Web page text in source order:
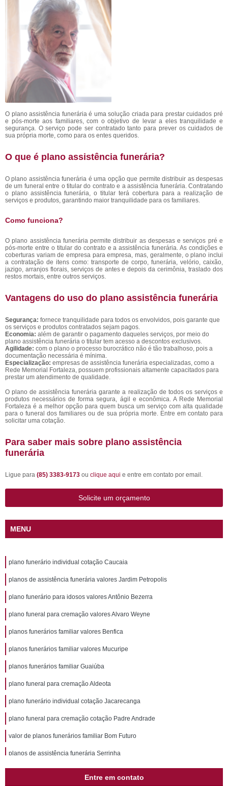
O plano assistência funerária é uma solução criada para prestar cuidados pré
e pós-morte aos familiares, com o objetivo de levar a eles tranquilidade e
segurança. O serviço pode ser contratado tanto para prever os cuidados de
sua própria morte, como para os entes queridos.
O que é plano assistência funerária?
O plano assistência funerária é uma opção que permite distribuir as despesas
de um funeral entre o titular do contrato e a assistência funerária. Contratando
o plano assistência funerária, o titular terá cobertura para a realização de
serviços e produtos, garantindo maior tranquilidade para os familiares.
Como funciona?
O plano assistência funerária permite distribuir as despesas e serviços pré e
pós-morte entre o titular do contrato e a assistência funerária. As condições e
coberturas variam de empresa para empresa, mas, geralmente, o plano inclui
a contratação de itens como: transporte de corpo, funerária, velório, caixão,
jazigo, arranjos florais, serviços de antes e depois da cerimônia, traslado dos
restos mortais, entre outros serviços.
Vantagens do uso do plano assistência funerária
Segurança: fornece tranquilidade para todos os envolvidos, pois garante que
os serviços e produtos contratados sejam pagos.
Economia: além de garantir o pagamento daqueles serviços, por meio do
plano assistência funerária o titular tem acesso a descontos exclusivos.
Agilidade: com o plano o processo burocrático não é tão trabalhoso, pois a
documentação necessária é mínima.
Especialização: empresas de assistência funerária especializadas, como a
Rede Memorial Fortaleza, possuem profissionais altamente capacitados para
prestar um atendimento de qualidade.
O plano de assistência funerária garante a realização de todos os serviços e
produtos necessários de forma segura, ágil e econômica. A Rede Memorial
Fortaleza é a melhor opção para quem busca um serviço com alta qualidade
para o funeral dos familiares ou de sua própria morte. Entre em contato para
solicitar uma cotação.
Para saber mais sobre plano assistência
funerária
Ligue para (85) 3383-9173 ou clique aqui e entre em contato por email.
Solicite um orçamento
MENU
plano funerário individual cotação Caucaia
planos de assistência funerária valores Jardim Petropolis
plano funerário para idosos valores Antônio Bezerra
plano funeral para cremação valores Alvaro Weyne
planos funerários familiar valores Benfica
planos funerários familiar valores Mucuripe
planos funerários familiar Guaiúba
plano funeral para cremação Aldeota
plano funerário individual cotação Jacarecanga
plano funeral para cremação cotação Padre Andrade
valor de planos funerários familiar Bom Futuro
planos de assistência funerária Serrinha
Entre em contato